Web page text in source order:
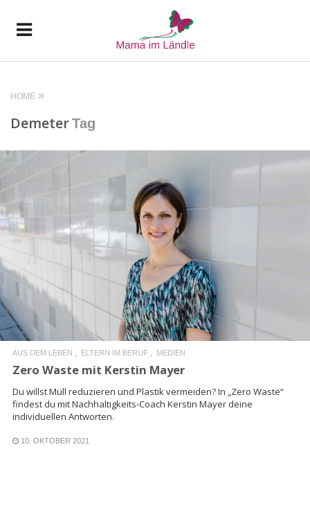
HOME
DemeterTag
READ MORE
AUS DEM LEBEN ELTERN IM BERUF MEDIEN
Zero Waste mit Kerstin Mayer
Du willst Müll reduzieren und Plastik vermeiden? In „Zero Waste“
findest du mit Nachhaltigkeits-Coach Kerstin Mayer deine
individuellen Antworten.
10. OKTOBER 2021